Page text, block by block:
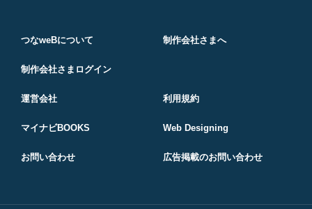
つなweBについて 制作会社さまへ
制作会社さまログイン
運営会社 利用規約
マイナビBOOKS Web Designing
お問い合わせ 広告掲載のお問い合わせ